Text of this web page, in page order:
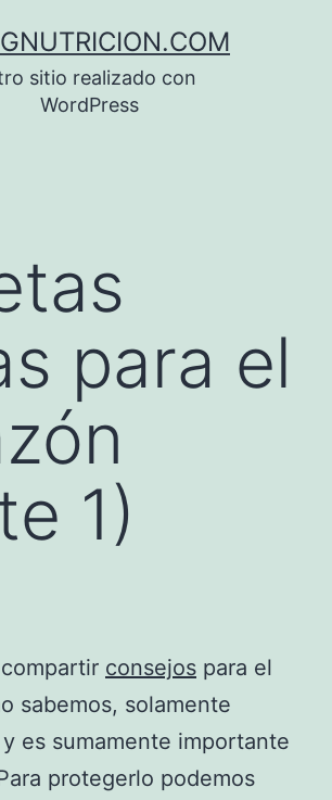
sitio realizado con
WordPress
para el
1)
consejos para el
sabemos, solamente
es sumamente importante
protegerlo podemos